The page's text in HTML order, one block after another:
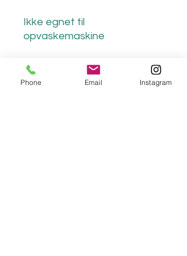
Ikke egnet til
opvaskemaskine
Bowl in black colors
Stoneware
Phone Email Instagram